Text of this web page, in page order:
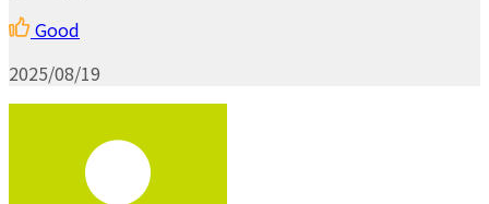
Good
2025/08/19